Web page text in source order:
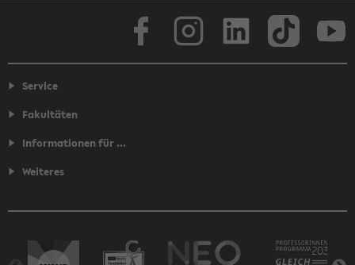
Service
Fakultäten
Informationen für ...
Weiteres